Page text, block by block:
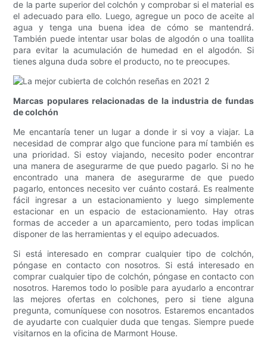
de la parte superior del colchón y comprobar si el material es
el adecuado para ello. Luego, agregue un poco de aceite al
agua y tenga una buena idea de cómo se mantendrá.
También puede intentar usar bolas de algodón o una toallita
para evitar la acumulación de humedad en el algodón. Si
tienes alguna duda sobre el producto, no te preocupes.
Marcas populares relacionadas de la industria de fundas
de colchón
Me encantaría tener un lugar a donde ir si voy a viajar. La
necesidad de comprar algo que funcione para mí también es
una prioridad. Si estoy viajando, necesito poder encontrar
una manera de asegurarme de que puedo pagarlo. Si no he
encontrado una manera de asegurarme de que puedo
pagarlo, entonces necesito ver cuánto costará. Es realmente
fácil ingresar a un estacionamiento y luego simplemente
estacionar en un espacio de estacionamiento. Hay otras
formas de acceder a un aparcamiento, pero todas implican
disponer de las herramientas y el equipo adecuados.
Si está interesado en comprar cualquier tipo de colchón,
póngase en contacto con nosotros. Si está interesado en
comprar cualquier tipo de colchón, póngase en contacto con
nosotros. Haremos todo lo posible para ayudarlo a encontrar
las mejores ofertas en colchones, pero si tiene alguna
pregunta, comuníquese con nosotros. Estaremos encantados
de ayudarte con cualquier duda que tengas. Siempre puede
visitarnos en la oficina de Marmont House.